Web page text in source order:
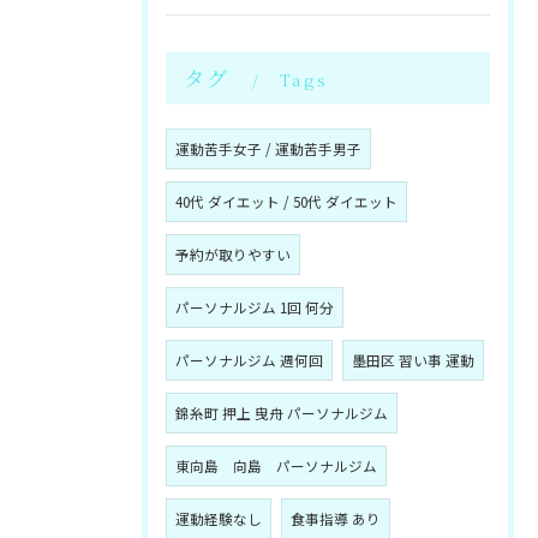
タグ Tags
運動苦手女子 / 運動苦手男子
40代 ダイエット / 50代 ダイエット
予約が取りやすい
パーソナルジム 1回 何分
パーソナルジム 週何回 墨田区 習い事 運動
錦糸町 押上 曳舟 パーソナルジム
東向島 向島 パーソナルジム
運動経験なし 食事指導 あり